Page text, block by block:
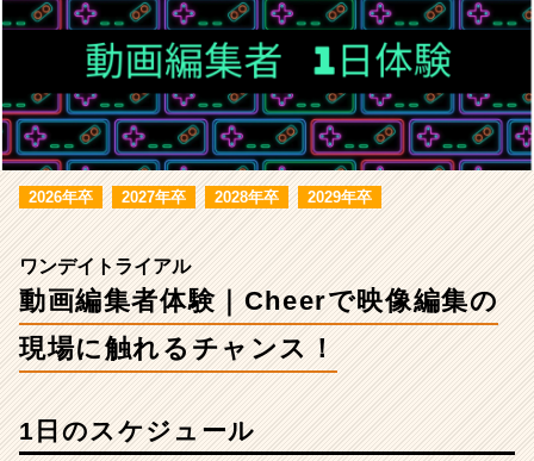
ャ
ス！
2026年卒 2027年卒 2028年卒 2029年卒
ワンデイトライアル
動画編集者体験｜Cheerで映像編集の
現場に触れるチャンス！
1日のスケジュール